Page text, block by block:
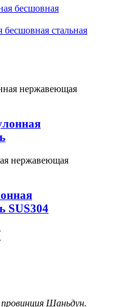
бесшовная стальная
SUS304
Шаньдун.